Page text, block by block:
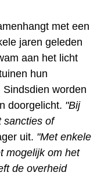
met een
jaren geleden
aan het licht
hun
worden
doorgelicht. "Bij
sancties of
uit. "Met enkele
mogelijk om het
de overheid